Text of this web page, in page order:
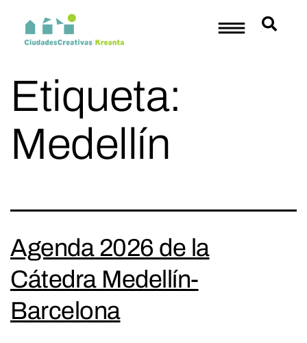
Etiqueta:
Medellín
Agenda 2026 de la
Cátedra Medellín-
Barcelona